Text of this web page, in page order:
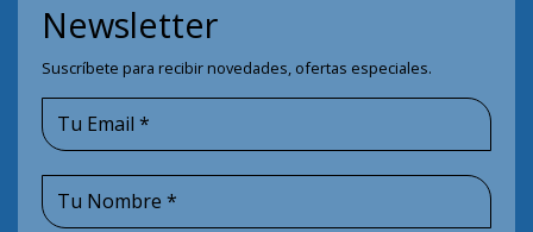
Newsletter
Suscríbete para recibir novedades, ofertas especiales.